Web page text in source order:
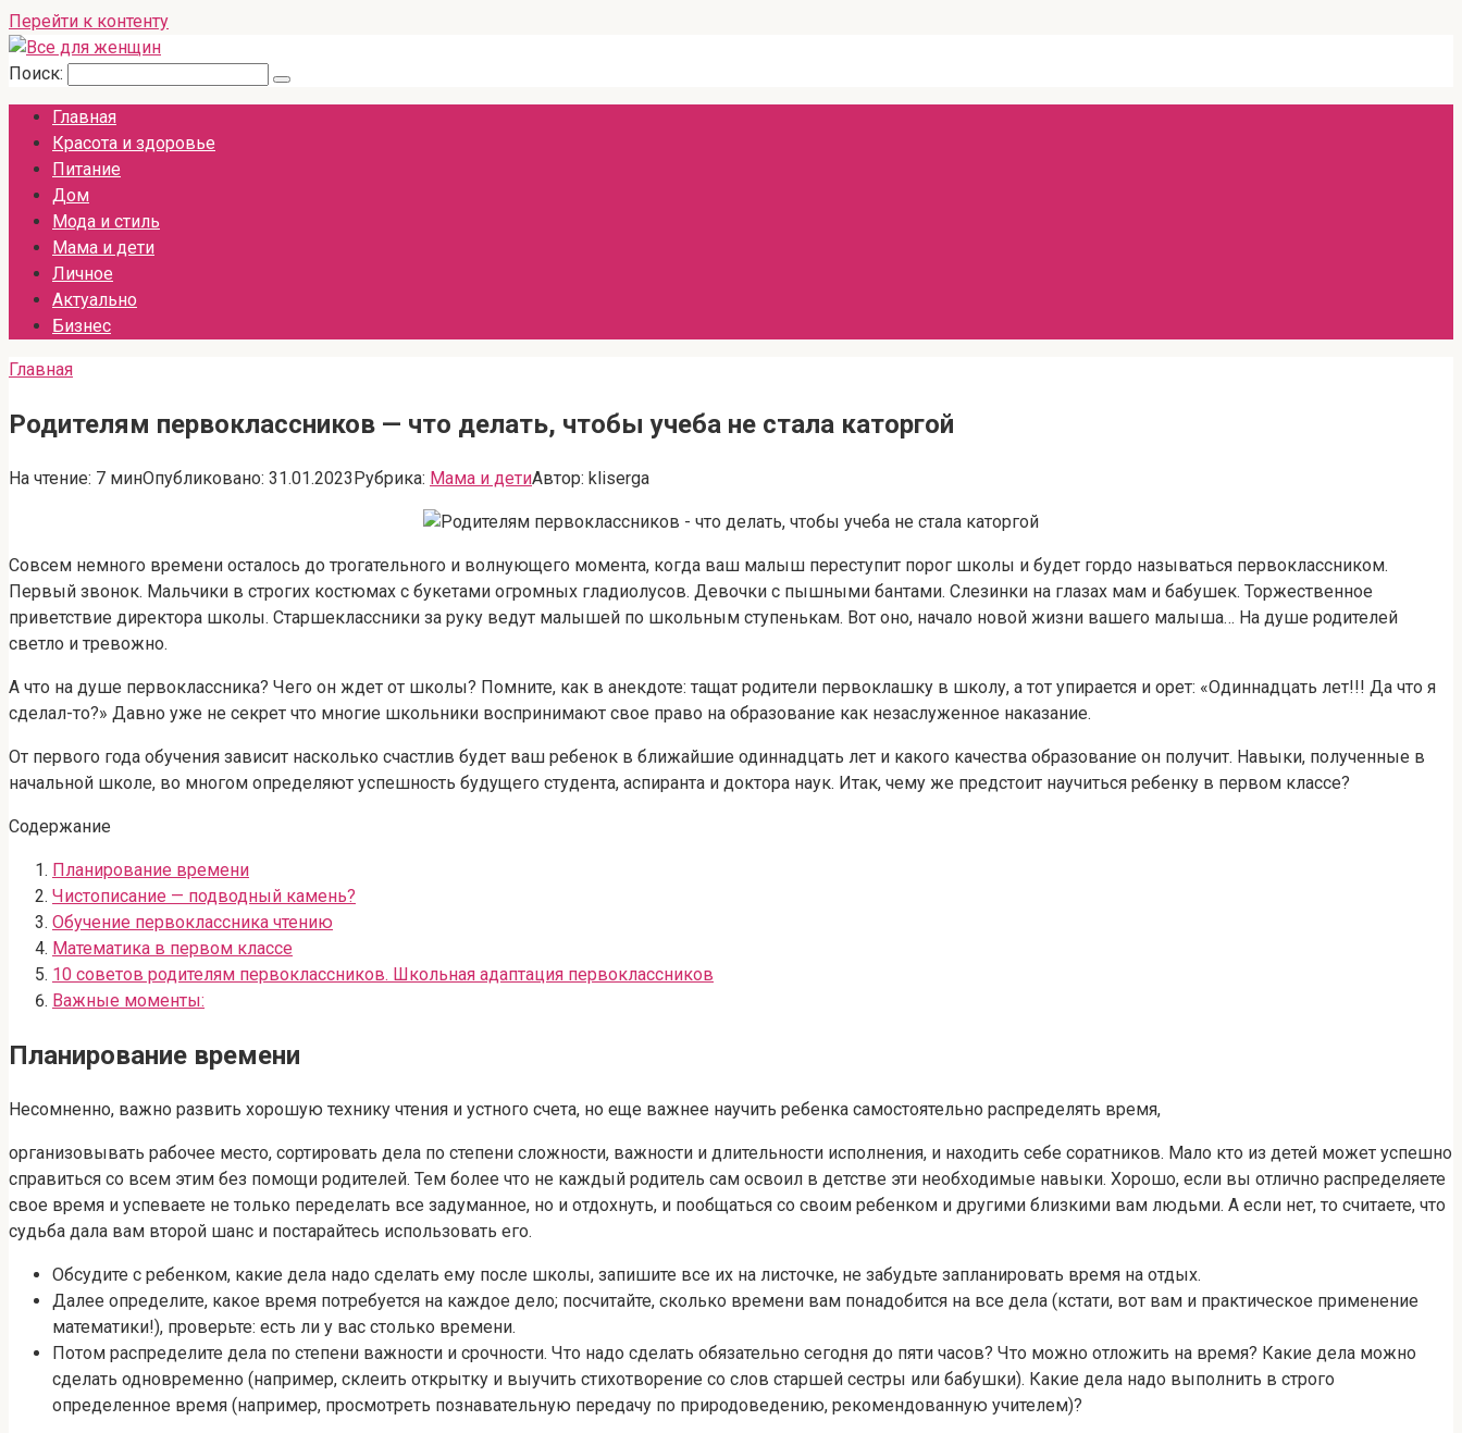
Перейти к контенту
Поиск:
Главная
Красота и здоровье
Питание
Дом
Мода и стиль
Мама и дети
Личное
Актуально
Бизнес
Главная
Родителям первоклассников — что делать, чтобы учеба не стала каторгой
На чтение: 7 минОпубликовано: 31.01.2023Рубрика: Мама и детиАвтор: kliserga
Совсем немного времени осталось до трогательного и волнующего момента, когда ваш малыш переступит порог школы и будет гордо называться первоклассником.
Первый звонок. Мальчики в строгих костюмах с букетами огромных гладиолусов. Девочки с пышными бантами. Слезинки на глазах мам и бабушек. Торжественное
приветствие директора школы. Старшеклассники за руку ведут малышей по школьным ступенькам. Вот оно, начало новой жизни вашего малыша… На душе родителей
светло и тревожно.
А что на душе первоклассника? Чего он ждет от школы? Помните, как в анекдоте: тащат родители первоклашку в школу, а тот упирается и орет: «Одиннадцать лет!!! Да что я
сделал-то?» Давно уже не секрет что многие школьники воспринимают свое право на образование как незаслуженное наказание.
От первого года обучения зависит насколько счастлив будет ваш ребенок в ближайшие одиннадцать лет и какого качества образование он получит. Навыки, полученные в
начальной школе, во многом определяют успешность будущего студента, аспиранта и доктора наук. Итак, чему же предстоит научиться ребенку в первом классе?
Содержание
Планирование времени
Чистописание — подводный камень?
Обучение первоклассника чтению
Математика в первом классе
10 советов родителям первоклассников. Школьная адаптация первоклассников
Важные моменты:
Планирование времени
Несомненно, важно развить хорошую технику чтения и устного счета, но еще важнее научить ребенка самостоятельно распределять время,
организовывать рабочее место, сортировать дела по степени сложности, важности и длительности исполнения, и находить себе соратников. Мало кто из детей может успешно
справиться со всем этим без помощи родителей. Тем более что не каждый родитель сам освоил в детстве эти необходимые навыки. Хорошо, если вы отлично распределяете
свое время и успеваете не только переделать все задуманное, но и отдохнуть, и пообщаться со своим ребенком и другими близкими вам людьми. А если нет, то считаете, что
судьба дала вам второй шанс и постарайтесь использовать его.
Обсудите с ребенком, какие дела надо сделать ему после школы, запишите все их на листочке, не забудьте запланировать время на отдых.
Далее определите, какое время потребуется на каждое дело; посчитайте, сколько времени вам понадобится на все дела (кстати, вот вам и практическое применение
математики!), проверьте: есть ли у вас столько времени.
Потом распределите дела по степени важности и срочности. Что надо сделать обязательно сегодня до пяти часов? Что можно отложить на время? Какие дела можно
сделать одновременно (например, склеить открытку и выучить стихотворение со слов старшей сестры или бабушки). Какие дела надо выполнить в строго
определенное время (например, просмотреть познавательную передачу по природоведению, рекомендованную учителем)?